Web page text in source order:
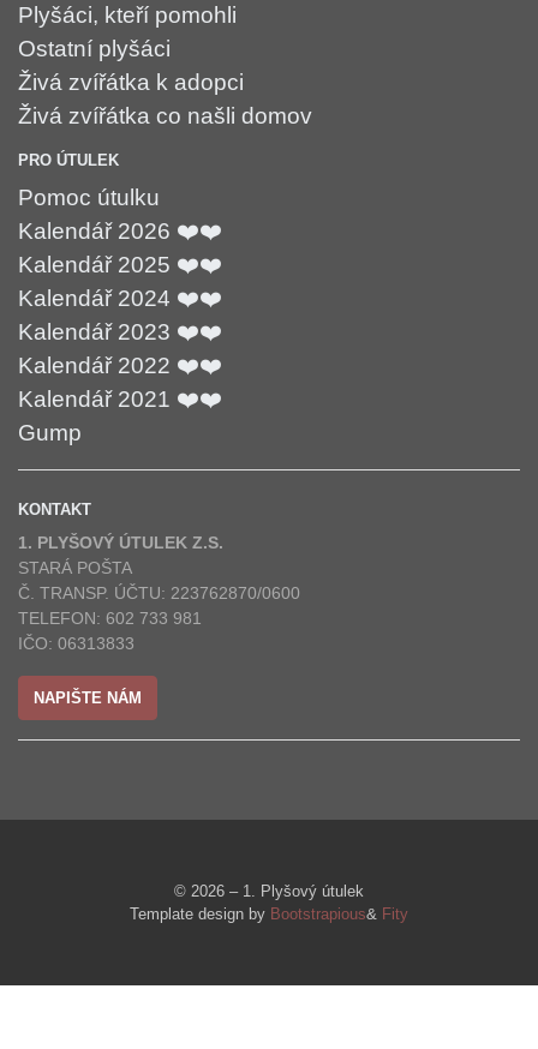
Plyšáci, kteří pomohli
Ostatní plyšáci
Živá zvířátka k adopci
Živá zvířátka co našli domov
PRO ÚTULEK
Pomoc útulku
Kalendář 2026 ❤️❤️
Kalendář 2025 ❤️❤️
Kalendář 2024 ❤️❤️
Kalendář 2023 ❤️❤️
Kalendář 2022 ❤️❤️
Kalendář 2021 ❤️❤️
Gump
KONTAKT
1. PLYŠOVÝ ÚTULEK Z.S.
STARÁ POŠTA
Č. TRANSP. ÚČTU: 223762870/0600
TELEFON: 602 733 981
IČO: 06313833
NAPIŠTE NÁM
© 2026 – 1. Plyšový útulek
Template design by Bootstrapious& Fity